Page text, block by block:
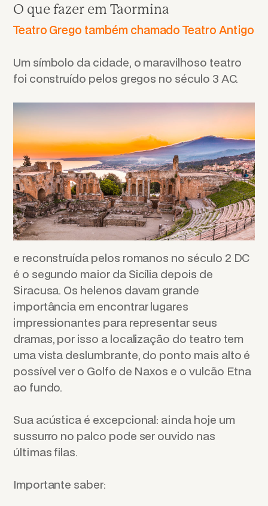
O que fazer em Taormina
Teatro Grego também chamado Teatro Antigo
Um símbolo da cidade, o maravilhoso teatro
foi construído pelos gregos no século 3 AC.
e reconstruída pelos romanos no século 2 DC
é o segundo maior da Sicília depois de
Siracusa. Os helenos davam grande
importância em encontrar lugares
impressionantes para representar seus
dramas, por isso a localização do teatro tem
uma vista deslumbrante, do ponto mais alto é
possível ver o Golfo de Naxos e o vulcão Etna
ao fundo.
Sua acústica é excepcional: ainda hoje um
sussurro no palco pode ser ouvido nas
últimas filas.
Importante saber: